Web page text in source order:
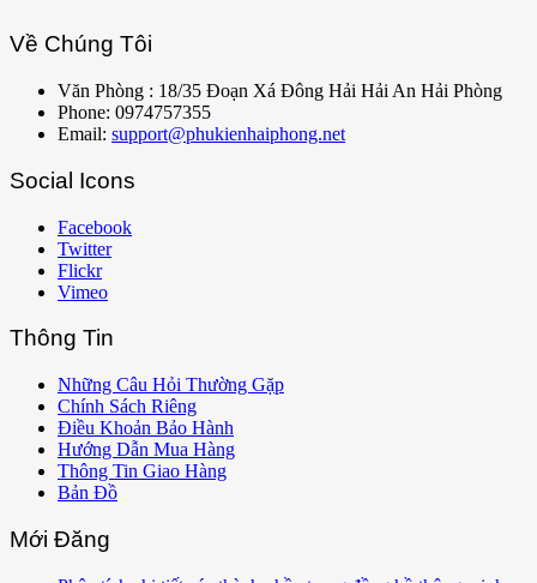
Về Chúng Tôi
Văn Phòng : 18/35 Đoạn Xá Đông Hải Hải An Hải Phòng
Phone: 0974757355
Email: support@phukienhaiphong.net
Social Icons
Facebook
Twitter
Flickr
Vimeo
Thông Tin
Những Câu Hỏi Thường Gặp
Chính Sách Riêng
Điều Khoản Bảo Hành
Hướng Dẫn Mua Hàng
Thông Tin Giao Hàng
Bản Đồ
Mới Đăng